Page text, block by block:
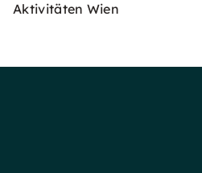
Aktivitäten Wien